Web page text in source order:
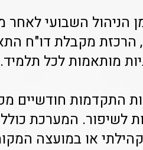
"עתידים" בנתניה חסכה 40% מזמן הניהול
הרכזת מקבלת דו"ח
מותאמות לכל תלמיד.
התקדמות חודשיים
לשיפור. המערכת
או במועצה